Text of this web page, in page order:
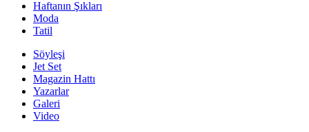
Haftanın Şıkları
Moda
Tatil
Söyleşi
Jet Set
Magazin Hattı
Yazarlar
Galeri
Video